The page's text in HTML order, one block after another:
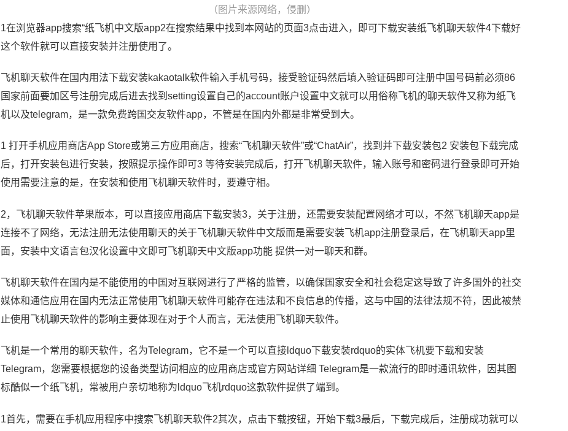
（图片来源网络，侵删）
1在浏览器app搜索“纸飞机中文版app2在搜索结果中找到本网站的页面3点击进入，即可下载安装纸飞机聊天软件4下载好
这个软件就可以直接安装并注册使用了。
飞机聊天软件在国内用法下载安装kakaotalk软件输入手机号码，接受验证码然后填入验证码即可注册中国号码前必须86
国家前面要加区号注册完成后进去找到setting设置自己的account账户设置中文就可以用俗称飞机的聊天软件又称为纸飞
机以及telegram，是一款免费跨国交友软件app，不管是在国内外都是非常受到大。
1 打开手机应用商店App Store或第三方应用商店，搜索“飞机聊天软件”或“ChatAir”，找到并下载安装包2 安装包下载完成
后，打开安装包进行安装，按照提示操作即可3 等待安装完成后，打开飞机聊天软件，输入账号和密码进行登录即可开始
使用需要注意的是，在安装和使用飞机聊天软件时，要遵守相。
2，飞机聊天软件苹果版本，可以直接应用商店下载安装3，关于注册，还需要安装配置网络才可以，不然飞机聊天app是
连接不了网络，无法注册无法使用聊天的关于飞机聊天软件中文版而是需要安装飞机app注册登录后，在飞机聊天app里
面，安装中文语言包汉化设置中文即可飞机聊天中文版app功能 提供一对一聊天和群。
飞机聊天软件在国内是不能使用的中国对互联网进行了严格的监管，以确保国家安全和社会稳定这导致了许多国外的社交
媒体和通信应用在国内无法正常使用飞机聊天软件可能存在违法和不良信息的传播，这与中国的法律法规不符，因此被禁
止使用飞机聊天软件的影响主要体现在对于个人而言，无法使用飞机聊天软件。
飞机是一个常用的聊天软件，名为Telegram，它不是一个可以直接ldquo下载安装rdquo的实体飞机要下载和安装
Telegram，您需要根据您的设备类型访问相应的应用商店或官方网站详细 Telegram是一款流行的即时通讯软件，因其图
标酷似一个纸飞机，常被用户亲切地称为ldquo飞机rdquo这款软件提供了端到。
1首先，需要在手机应用程序中搜索飞机聊天软件2其次，点击下载按钮，开始下载3最后，下载完成后，注册成功就可以